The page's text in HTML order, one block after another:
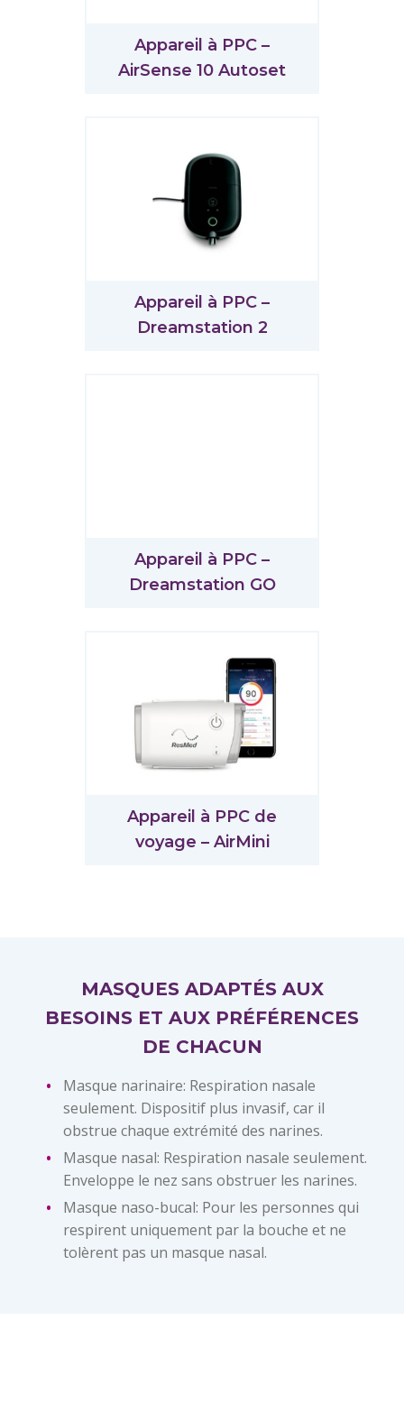
Appareil à PPC –
AirSense 10 Autoset
Appareil à PPC –
Dreamstation 2
Appareil à PPC –
Dreamstation GO
Appareil à PPC de
voyage – AirMini
MASQUES ADAPTÉS AUX
BESOINS ET AUX PRÉFÉRENCES
DE CHACUN
Masque narinaire: Respiration nasale
seulement. Dispositif plus invasif, car il
obstrue chaque extrémité des narines.
Masque nasal: Respiration nasale seulement.
Enveloppe le nez sans obstruer les narines.
Masque naso-bucal: Pour les personnes qui
respirent uniquement par la bouche et ne
tolèrent pas un masque nasal.